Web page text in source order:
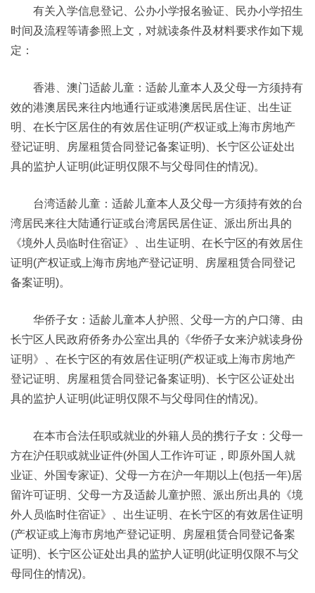
有关入学信息登记、公办小学报名验证、民办小学招生
时间及流程等请参照上文，对就读条件及材料要求作如下规
定：
香港、澳门适龄儿童：适龄儿童本人及父母一方须持有
效的港澳居民来往内地通行证或港澳居民居住证、出生证
明、在长宁区居住的有效居住证明(产权证或上海市房地产
登记证明、房屋租赁合同登记备案证明)、长宁区公证处出
具的监护人证明(此证明仅限不与父母同住的情况)。
台湾适龄儿童：适龄儿童本人及父母一方须持有效的台
湾居民来往大陆通行证或台湾居民居住证、派出所出具的
《境外人员临时住宿证》、出生证明、在长宁区的有效居住
证明(产权证或上海市房地产登记证明、房屋租赁合同登记
备案证明)。
华侨子女：适龄儿童本人护照、父母一方的户口簿、由
长宁区人民政府侨务办公室出具的《华侨子女来沪就读身份
证明》、在长宁区的有效居住证明(产权证或上海市房地产
登记证明、房屋租赁合同登记备案证明)、长宁区公证处出
具的监护人证明(此证明仅限不与父母同住的情况)。
在本市合法任职或就业的外籍人员的携行子女：父母一
方在沪任职或就业证件(外国人工作许可证，即原外国人就
业证、外国专家证)、父母一方在沪一年期以上(包括一年)居
留许可证明、父母一方及适龄儿童护照、派出所出具的《境
外人员临时住宿证》、出生证明、在长宁区的有效居住证明
(产权证或上海市房地产登记证明、房屋租赁合同登记备案
证明)、长宁区公证处出具的监护人证明(此证明仅限不与父
母同住的情况)。